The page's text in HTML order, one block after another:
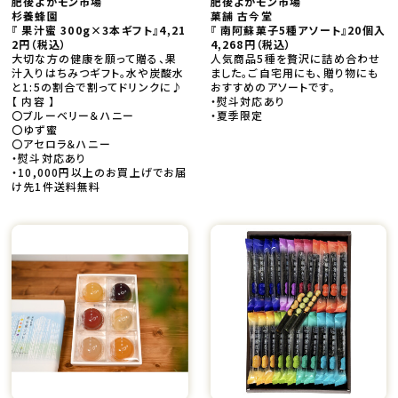
杉養蜂園
『 果汁蜜 300g×3本ギフト』4,21
2円 （税込）
大切な方の健康を願って贈る、果
汁入りはちみつギフト。水や炭酸水
と1:5の割合で割ってドリンクに♪
【 内容 】
〇ブルーベリー＆ハニー
〇ゆず蜜
〇アセロラ＆ハニー
・熨斗対応あり
・10,000円以上のお買上げでお届
け先1件送料無料
菓舗 古今堂
『 南阿蘇菓子5種アソート』20個入
4,268円 （税込）
人気商品5種を贅沢に詰め合わせ
ました。ご自宅用にも、贈り物にも
おすすめのアソートです。
・熨斗対応あり
・夏季限定